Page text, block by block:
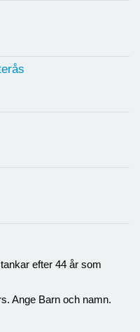
efter 44 år som
Ange Barn och namn.